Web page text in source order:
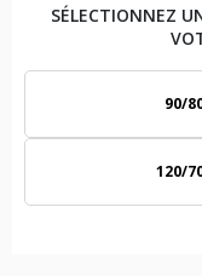
SÉLECTIONNEZ
90/
120/